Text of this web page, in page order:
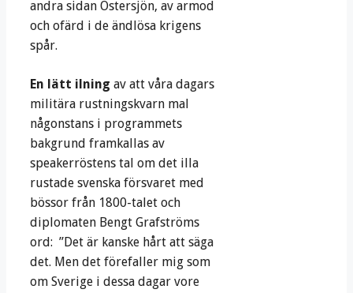
andra sidan Östersjön, av armod
och ofärd i de ändlösa krigens
spår.
En lätt ilning av att våra dagars
militära rustningskvarn mal
någonstans i programmets
bakgrund framkallas av
speakerröstens tal om det illa
rustade svenska försvaret med
bössor från 1800-talet och
diplomaten Bengt Grafströms
ord: ”Det är kanske hårt att säga
det. Men det förefaller mig som
om Sverige i dessa dagar vore